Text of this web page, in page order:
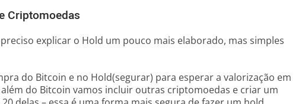
Criptomoedas
explicar o Hold um pouco mais elaborado, mas simples
do Bitcoin e no Hold(segurar) para esperar a valorização em
do Bitcoin vamos incluir outras criptomoedas e criar um